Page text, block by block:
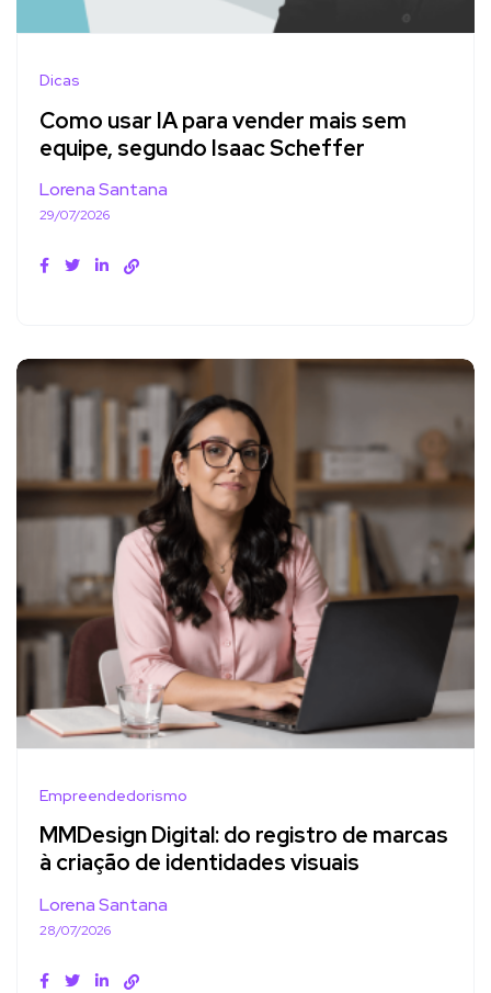
Dicas
Como usar IA para vender mais sem
equipe, segundo Isaac Scheffer
Lorena Santana
29/07/2026
Empreendedorismo
MMDesign Digital: do registro de marcas
à criação de identidades visuais
Lorena Santana
28/07/2026